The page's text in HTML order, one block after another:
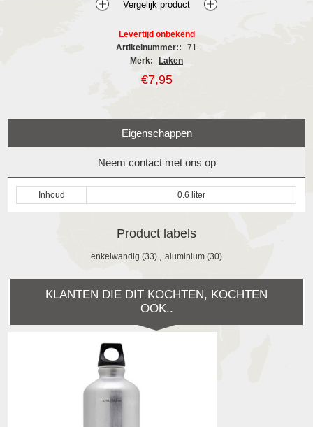
Levertijd onbekend
Artikelnummer::
71
Merk:
Laken
€7,95
Eigenschappen
Neem contact met ons op
Inhoud 0.6 liter
Product labels
enkelwandig (33) aluminium (30)
KLANTEN DIE DIT KOCHTEN, KOCHTEN
OOK..